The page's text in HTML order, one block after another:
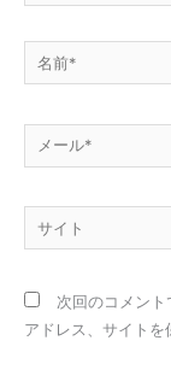
前
ー
イ
次回のコメン
アドレス、サイトを